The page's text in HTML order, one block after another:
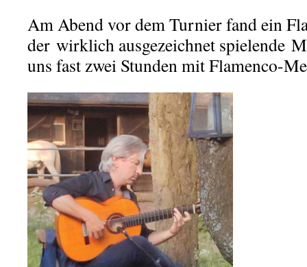
Am Abend vor dem Turnier fand ein
der wirklich ausgezeichnet spielende
uns fast zwei Stunden mit Flamenco-